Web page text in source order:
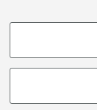
COOKIE DI
degli utenti, creare
di marketing.
Studio